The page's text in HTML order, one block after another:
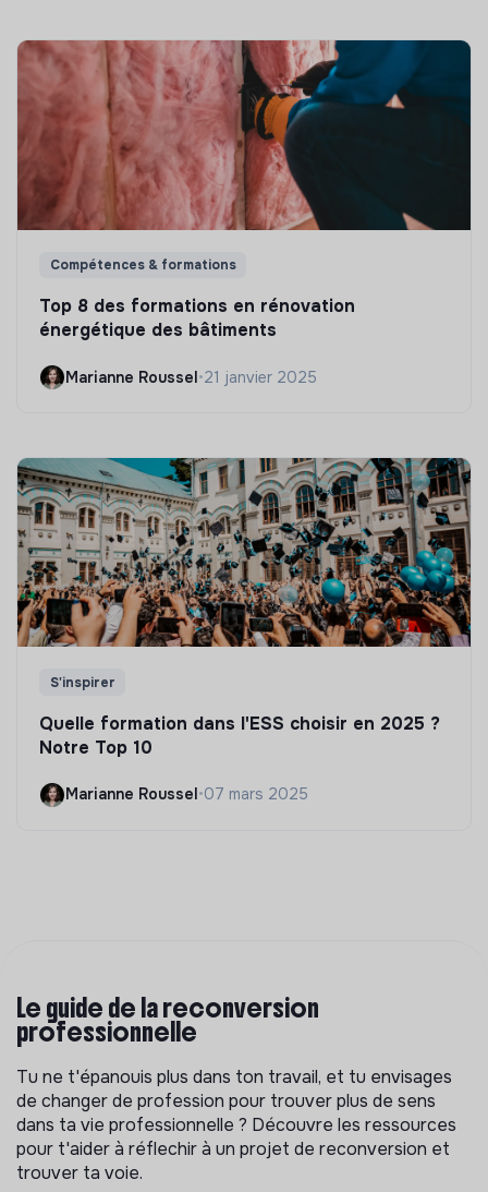
Compétences & formations
Top 8 des formations en rénovation
énergétique des bâtiments
Marianne Roussel•21 janvier 2025
S'inspirer
Quelle formation dans l'ESS choisir en 2025 ?
Notre Top 10
Marianne Roussel•07 mars 2025
Le guide de la reconversion
professionnelle
Tu ne t'épanouis plus dans ton travail, et tu envisages
de changer de profession pour trouver plus de sens
dans ta vie professionnelle ? Découvre les ressources
pour t'aider à réflechir à un projet de reconversion et
trouver ta voie.